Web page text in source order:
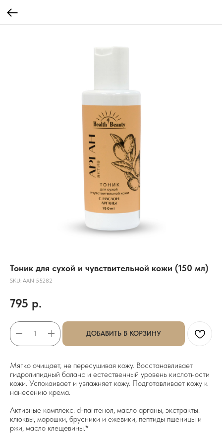
Тоник для сухой и чувствительной кожи (150 мл)
SKU: ААN 55282
795 р.
ДОБАВИТЬ В КОРЗИНУ
Мягко очищает, не пересушивая кожу. Восстанавливает
гидролипидный баланс и естественный уровень кислотности
кожи. Успокаивает и увлажняет кожу. Подготавливает кожу к
нанесению крема.
Активные комплекс: d-пантенол, масло арганы, экстракты:
клюквы, морошки, брусники и ежевики, пептиды пшеницы и
ржи, масло клещевины.*